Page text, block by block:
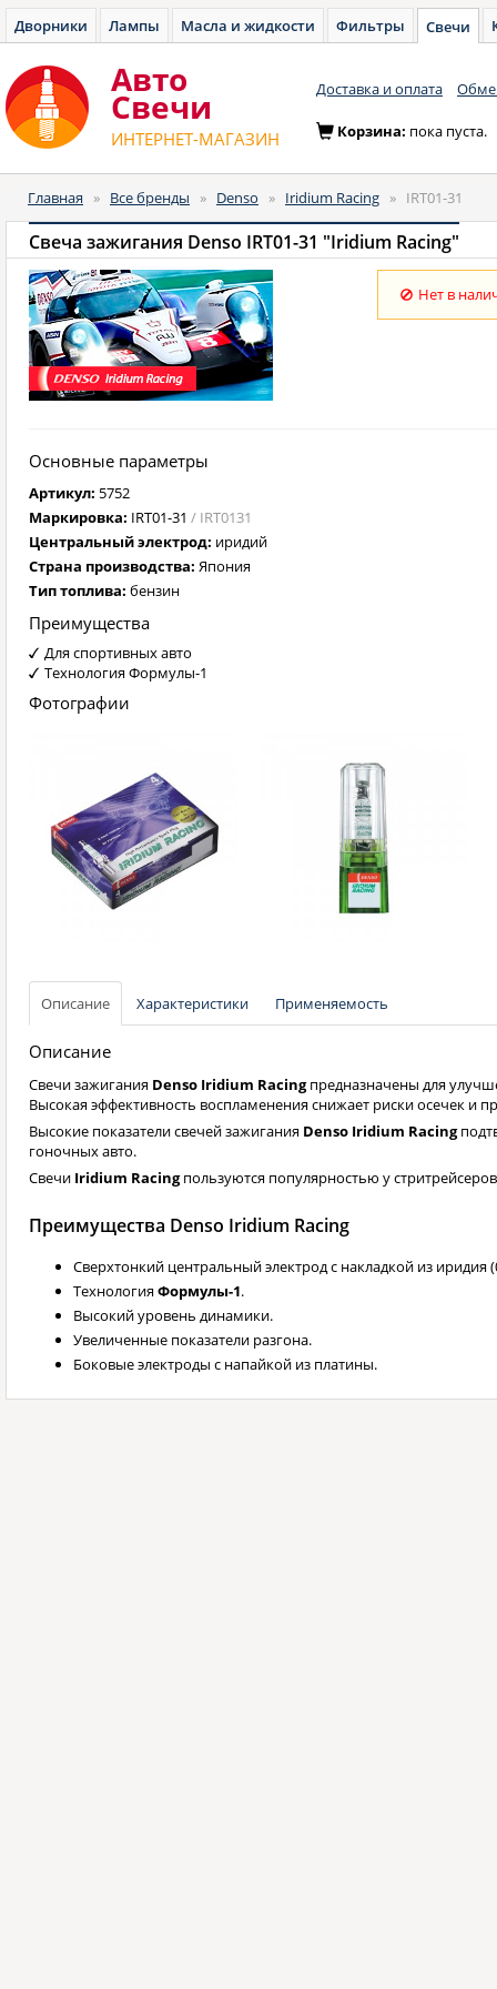
Дворники Лампы Масла и жидкости Фильтры Свечи
Авто
Cвечи
ИНТЕРНЕТ-МАГАЗИН
Доставка и оплата
Корзина: пока пуста.
Главная » Все бренды » Denso » Iridium Racing » IRT01-31
Свеча зажигания Denso IRT01-31 "Iridium Racing"
Нет в
Основные параметры
Артикул: 5752
Маркировка: IRT01-31 / IRT0131
Центральный электрод: иридий
Страна производства: Япония
Тип топлива: бензин
Преимущества
Для спортивных авто
Технология Формулы-1
Фотографии
Описание Характеристики Применяемость
Описание
Свечи зажигания Denso Iridium Racingпредназначены для
Высокая эффективность воспламенения снижает риски осечек и
Высокие показатели свечей зажигания Denso Iridium Racing
гоночных авто.
Свечи Iridium Racingпользуются популярностью у
Преимущества Denso Iridium Racing
Сверхтонкий центральный электрод с накладкой из иридия
ТехнологияФормулы-1.
Высокий уровень динамики.
Увеличенные показатели разгона.
Боковые электроды с напайкой из платины.